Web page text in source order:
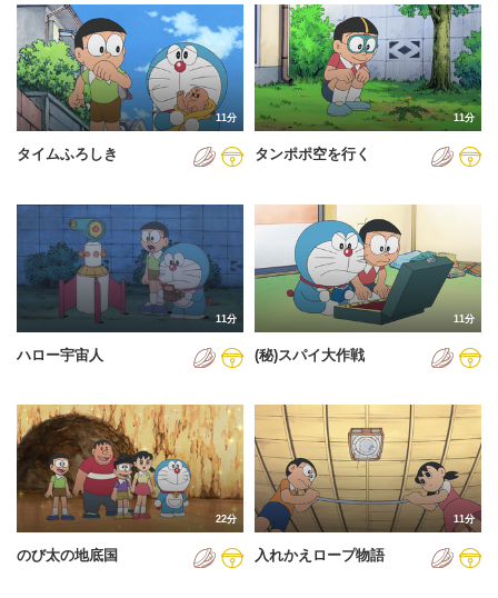
2024年
2025年
2026年
11分
タイムふろしき
11分
タンポポ空を行く
11分
ハロー宇宙人
11分
(秘)スパイ大作戦
22分
のび太の地底国
11分
入れかえロープ物語